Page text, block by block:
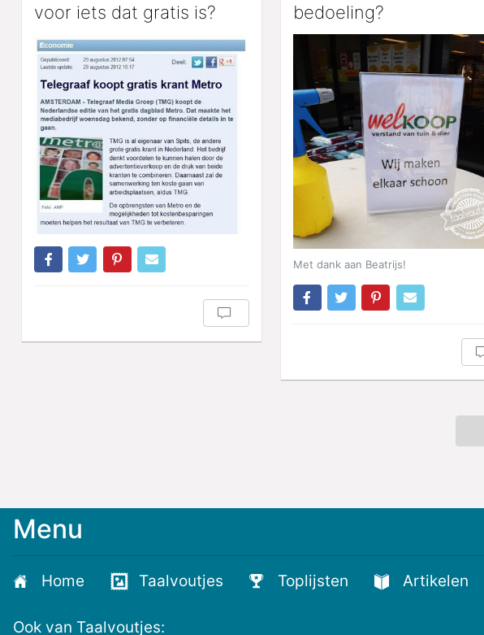
voor iets dat gratis is?
bedoeling?
Met dank aan Beatrijs!
Meld
voor
nieuwste
Menu
Home Taalvoutjes Toplijsten Artikelen
Ook van Taalvoutjes: